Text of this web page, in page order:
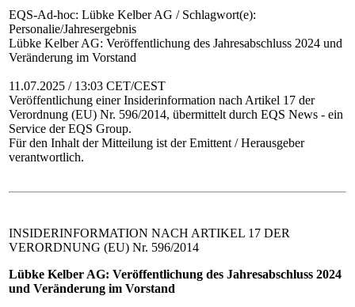
EQS-Ad-hoc: Lübke Kelber AG / Schlagwort(e):
Personalie/Jahresergebnis
Lübke Kelber AG: Veröffentlichung des Jahresabschluss 2024 und
Veränderung im Vorstand
11.07.2025 / 13:03 CET/CEST
Veröffentlichung einer Insiderinformation nach Artikel 17 der
Verordnung (EU) Nr. 596/2014, übermittelt durch EQS News - ein
Service der EQS Group.
Für den Inhalt der Mitteilung ist der Emittent / Herausgeber
verantwortlich.
INSIDERINFORMATION NACH ARTIKEL 17 DER
VERORDNUNG (EU) Nr. 596/2014
Lübke Kelber AG: Veröffentlichung des Jahresabschluss 2024
und Veränderung im Vorstand